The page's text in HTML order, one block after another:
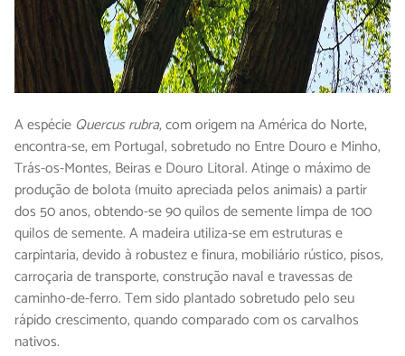
A espécie Quercus rubra, com origem na América do Norte,
encontra-se, em Portugal, sobretudo no Entre Douro e Minho,
Trás-os-Montes, Beiras e Douro Litoral. Atinge o máximo de
produção de bolota (muito apreciada pelos animais) a partir
dos 50 anos, obtendo-se 90 quilos de semente limpa de 100
quilos de semente. A madeira utiliza-se em estruturas e
carpintaria, devido à robustez e finura, mobiliário rústico, pisos,
carroçaria de transporte, construção naval e travessas de
caminho-de-ferro. Tem sido plantado sobretudo pelo seu
rápido crescimento, quando comparado com os carvalhos
nativos.